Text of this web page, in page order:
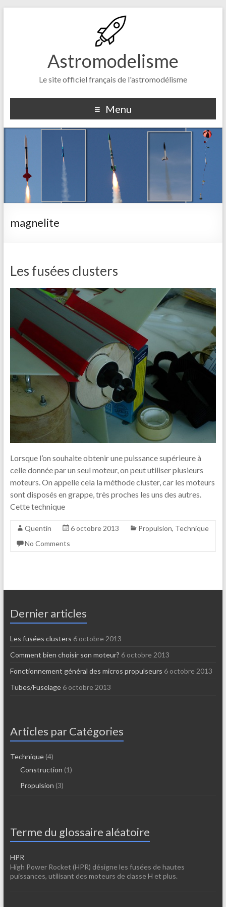
Astromodelisme
Le site officiel français de l'astromodélisme
Menu
magnelite
Les fusées clusters
Lorsque l’on souhaite obtenir une puissance supérieure à
celle donnée par un seul moteur, on peut utiliser plusieurs
moteurs. On appelle cela la méthode cluster, car les moteurs
sont disposés en grappe, très proches les uns des autres.
Cette technique
Quentin 6 octobre 2013 Propulsion, Technique
No Comments
Dernier articles
Les fusées clusters 6 octobre 2013
Comment bien choisir son moteur? 6 octobre 2013
Fonctionnement général des micros propulseurs 6 octobre 2013
Tubes/Fuselage 6 octobre 2013
Articles par Catégories
Technique(4)
Construction (1)
Propulsion (3)
Terme du glossaire aléatoire
HPR
High Power Rocket (HPR) désigne les fusées de hautes
puissances, utilisant des moteurs de classe H et plus.